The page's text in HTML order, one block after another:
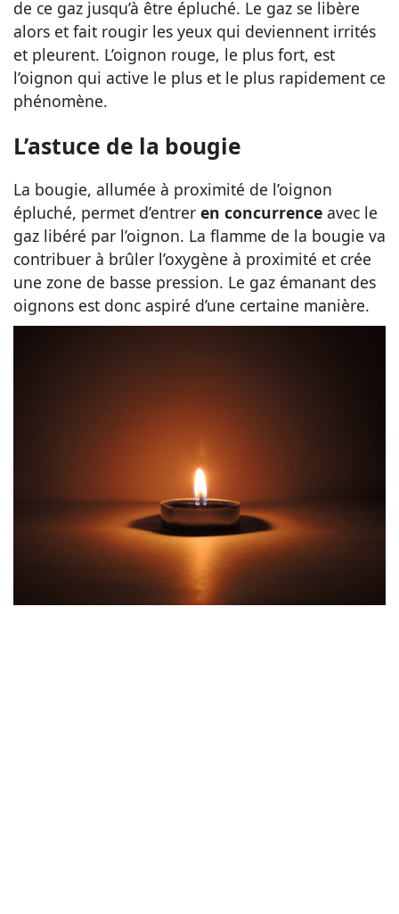
de ce gaz jusqu’à être épluché. Le gaz se libère
alors et fait rougir les yeux qui deviennent irrités
et pleurent. L’oignon rouge, le plus fort, est
l’oignon qui active le plus et le plus rapidement ce
phénomène.
L’astuce de la bougie
La bougie, allumée à proximité de l’oignon
épluché, permet d’entrer en concurrence avec le
gaz libéré par l’oignon. La flamme de la bougie va
contribuer à brûler l’oxygène à proximité et crée
une zone de basse pression. Le gaz émanant des
oignons est donc aspiré d’une certaine manière.